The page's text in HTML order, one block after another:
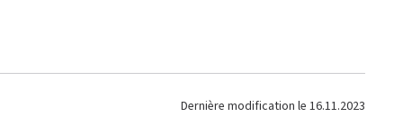
Dernière modification le 16.11.2023